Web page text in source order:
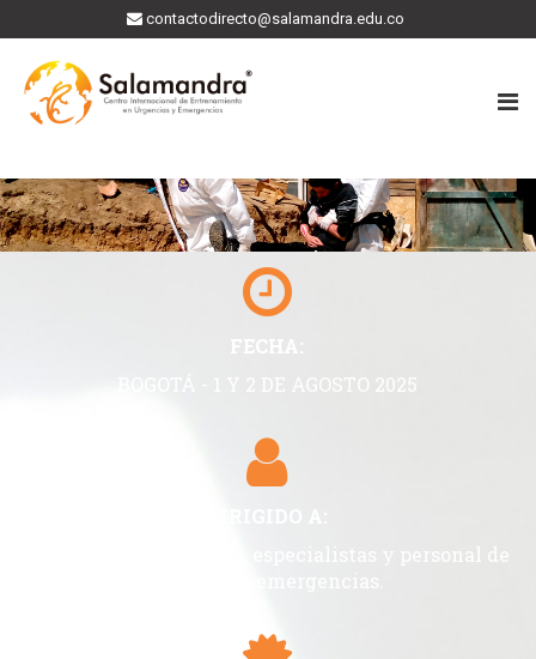
contactodirecto@salamandra.edu.co
BOGOTÁ - 1 Y 2 DE AGOSTO 2025
Profesionales, médicos, especialistas y personal de